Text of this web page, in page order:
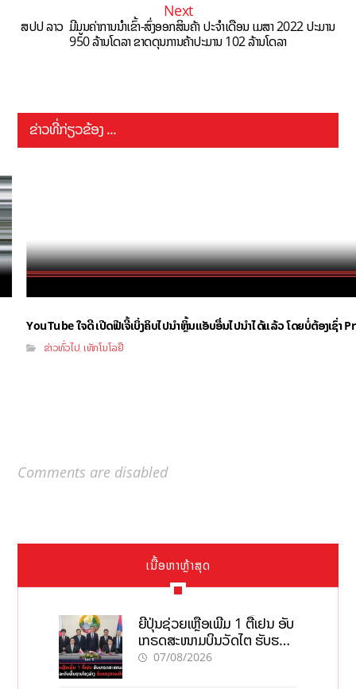
Next
ສປປ ລາວ ມີມູນຄ່າການນຳເຂົ້າ-ສົ່ງອອກສິນຄ້າ ປະຈຳເດືອນ ເມສາ 2022 ປະມານ
950 ລ້ານໂດລາ ຂາດດຸນການຄ້າປະມານ 102 ລ້ານໂດລາ
ຂ່າວທີ່ກ່ຽວຂ້ອງ ...
YouTube ໃຈດີ ເປີດຟີເຈີ້ເບິ່ງຄິບໄປນຳຫຼິ້ນແອັບອື່ນໄປນຳໄດ້ແລ້ວ ໂດຍບໍ່ຕ້ອງເຊົ່າ
ຂ່າວທົ່ວໄປ,ເທັກໂນໂລຢີ
Comments are disabled
ເນື້ອຫາຫຼ້າສຸດ
ຍີ່ປຸ່ນຊ່ວຍເຫຼືອເພີ່ມ 1 ຕື້ເຢນ ອັບ
ເກຣດສະໜາມບິນວັດໄຕ ຮັບຮອງ
ການເຕີບໂຕ
07/08/2026